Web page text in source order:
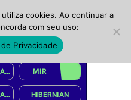
cookies. Ao continuar a
com seu uso:
Privacidade